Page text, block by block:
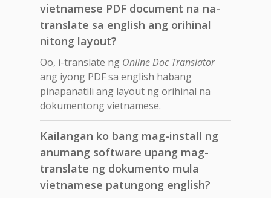
vietnamese PDF document na na-
translate sa english ang orihinal
nitong layout?
Oo, i-translate ng Online Doc Translator
ang iyong PDF sa english habang
pinapanatili ang layout ng orihinal na
dokumentong vietnamese.
Kailangan ko bang mag-install ng
anumang software upang mag-
translate ng dokumento mula
vietnamese patungong english?